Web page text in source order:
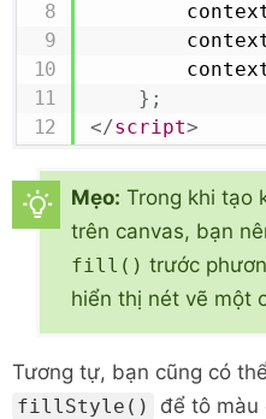
} ;
</script>
Mẹo: Trong khi tạo
trên canvas, bạn
fill() trước
hiển thị nét vẽ một
Tương tự, bạn cũng có
fillStyle()
để tô màu